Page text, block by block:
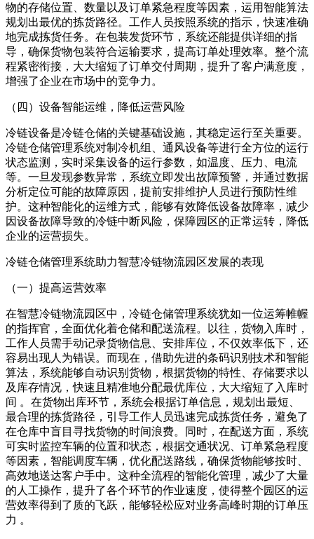
物的存储位置、数量以及订单紧急程度等因素，运用智能算法
规划出最优的拣货路径。工作人员按照系统的指示，快速准确
地完成拣货任务。在包装发货环节，系统还能提供详细的指
导，确保货物包装符合运输要求，提高订单处理效率。整个流
程紧密衔接，大大缩短了订单交付周期，提升了客户满意度，
增强了企业在市场中的竞争力。
（四）设备智能运维，降低运营风险
冷链设备是冷链仓储的关键基础设施，其稳定运行至关重要。
冷链仓储管理系统对制冷机组、通风设备等进行全方位的运行
状态监测，实时采集设备的运行参数，如温度、压力、电流
等。一旦发现参数异常，系统立即发出故障预警，并通过数据
分析定位可能的故障原因，提前安排维护人员进行预防性维
护。这种智能化的运维方式，能够有效降低设备故障率，减少
因设备故障导致的冷链中断风险，保障园区的正常运转，降低
企业的运营损失。
冷链仓储管理系统助力智慧冷链物流园区发展的表现
（一）提高运营效率
在智慧冷链物流园区中，冷链仓储管理系统犹如一位运筹帷幄
的指挥官，全面优化着仓储和配送流程。以往，货物入库时，
工作人员需手动记录货物信息、安排库位，不仅效率低下，还
容易出现人为错误。而现在，借助先进的条码识别技术和智能
算法，系统能够自动识别货物，根据货物的特性、存储要求以
及库存情况，快速且精准地分配最优库位，大大缩短了入库时
间 。在货物出库环节，系统会根据订单信息，规划出最短、
最合理的拣货路径，引导工作人员迅速完成拣货任务，避免了
在仓库中盲目寻找货物的时间浪费。同时，在配送方面，系统
可实时监控车辆的位置和状态，根据交通状况、订单紧急程度
等因素，智能调度车辆，优化配送路线，确保货物能够按时、
高效地送达客户手中。这种全流程的智能化管理，减少了大量
的人工操作，提升了各个环节的作业速度，使得整个园区的运
营效率得到了质的飞跃，能够轻松应对业务高峰时期的订单压
力 。